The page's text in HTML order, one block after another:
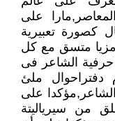
على
كصورة تعبيرية
متسق مع كل
الشاعر فى
دفتراحوال ملئ
على
من سيرياليتة